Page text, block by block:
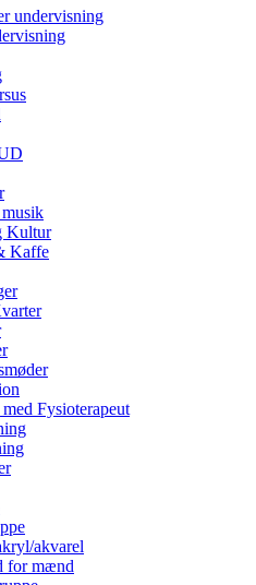
undervisning
Kultur
Kaffe
Fysioterapeut
akvarel
for mænd